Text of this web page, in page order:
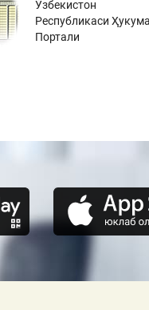
Ўзбекистон
Республикаси
Портали